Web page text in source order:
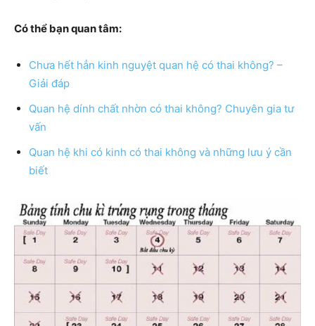
Có thể bạn quan tâm:
Chưa hết hẳn kinh nguyệt quan hệ có thai không? –
Giải đáp
Quan hệ dính chất nhờn có thai không? Chuyên gia tư
vấn
Quan hệ khi có kinh có thai không và những lưu ý cần
biết